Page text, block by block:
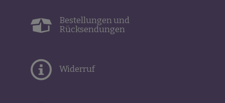
Bestellungen und
Rücksendungen
Widerruf